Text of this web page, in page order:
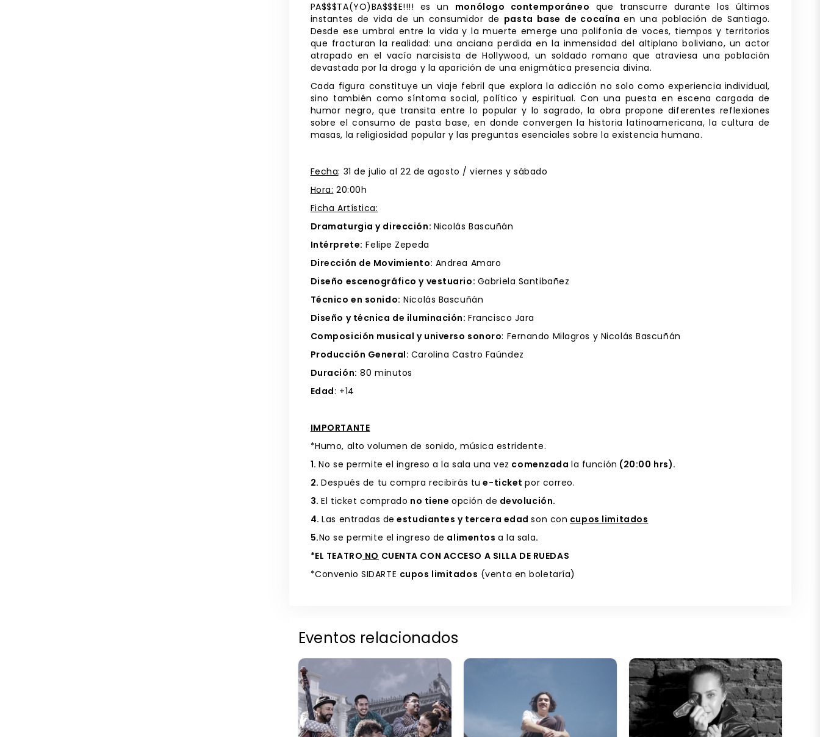
PA$$$TA(YO)BA$$$E!!!! es un monólogo contemporáneo que transcurre durante los últimos
instantes de vida de un consumidor de pasta base de cocaínaen una población de Santiago.
Desde ese umbral entre la vida y la muerte emerge una polifonía de voces, tiempos y territorios
que fracturan la realidad: una anciana perdida en la inmensidad del altiplano boliviano, un actor
atrapado en el vacío narcisista de Hollywood, un soldado romano que atraviesa una población
devastada por la droga y la aparición de una enigmática presencia divina.
Cada figura constituye un viaje febril que explora la adicción no solo como experiencia individual,
sino también como síntoma social, político y espiritual. Con una puesta en escena cargada de
humor negro, que transita entre lo popular y lo sagrado, la obra propone diferentes reflexiones
sobre el consumo de pasta base, en donde convergen la historia latinoamericana, la cultura de
masas, la religiosidad popular y las preguntas esenciales sobre la existencia humana.
Fecha: 31 de julio al 22 de agosto / viernes y sábado
Hora: 20:00h
Ficha Artística:
Dramaturgia y dirección: Nicolás Bascuñán
Intérprete: Felipe Zepeda
Dirección de Movimiento: Andrea Amaro
Diseño escenográfico y vestuario: Gabriela Santibañez
Técnico en sonido: Nicolás Bascuñán
Diseño y técnica de iluminación:Francisco Jara
Composición musical y universo sonoro: Fernando Milagros y Nicolás Bascuñán
Producción General: Carolina Castro Faúndez
Duración: 80 minutos
Edad: +14
IMPORTANTE
*Humo, alto volumen de sonido, música estridente.
1.No se permite el ingreso a la sala una vez comenzadala función (20:00 hrs).
2.Después de tu compra recibirás tu e-ticketpor correo.
3.El ticket comprado no tieneopción de devolución.
4.Las entradas de estudiantes y tercera edadson con cupos limitados
5.No se permite el ingreso de alimentosa la sala.
*EL TEATRO NO CUENTA CON ACCESO A SILLA DE RUEDAS
*Convenio SIDARTE cupos limitados (venta en boletaría)
Eventos relacionados